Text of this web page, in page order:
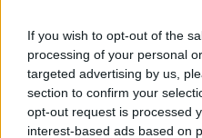
If you wish to opt-out of the
processing of your personal
targeted advertising by us,
section to confirm your
opt-out request is processed
interest-based ads based on
che mi frega🤭🤭😂😂
21 Luglio alle ore 16:47
·Ti stimo·Rispondi
FatemyCarpire: